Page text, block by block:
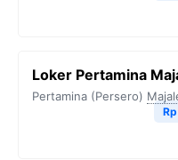
Loker Pertamina
Pertamina (Persero)